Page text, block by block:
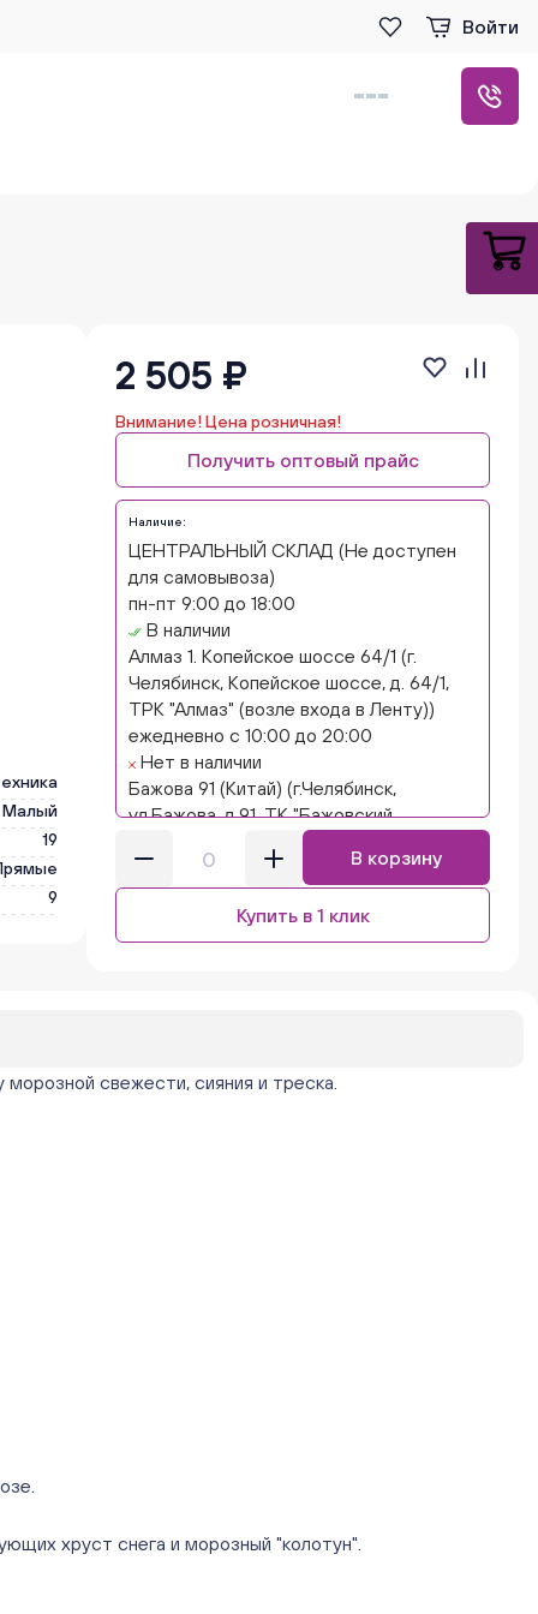
Войти
Малый
19
9
2 505 ₽
Внимание! Цена розничная!
Получить оптовый прайс
Наличие:
ЦЕНТРАЛЬНЫЙ СКЛАД (Не доступен
для самовывоза)
пн-пт 9:00 до 18:00
В наличии
Алмаз 1. Копейское шоссе 64/1 (г.
Челябинск, Копейское шоссе, д. 64/1,
ТРК "Алмаз" (возле входа в Ленту))
ежедневно с 10:00 до 20:00
Нет в наличии
Бажова 91 (Китай) (г.Челябинск,
ул.Бажова, д.91, ТК "Бажовский,
островок "Кисло-сладкий Ниндзя")
ежедневно с 10:00 до 20:00
Нет в наличии
Бажова 91 Цветы (г. Челябинск,
ул.Бажова, д91/1 (на парковке))
Нет в наличии
пр. Славы 8/1, ТЦ "Слава")
В корзину
Купить в 1 клик
свежести, сияния и треска.
хруст снега и морозный "колотун".